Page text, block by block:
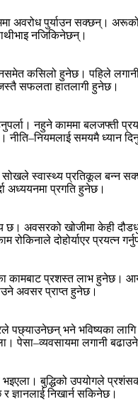
अवरोध पुर्याउन सक्छन्।
नजिकिनेछन्।
कसिलो हुनेछ। पहिले
सफलता हातलागी हुनेछ।
नहुने काममा
नीति–नियमलाई समयमै ध्यान
सोखले स्वास्थ्य प्रतिकूल
अध्ययनमा प्रगति हुनेछ।
खोजीमा केही
दोहोर्याएर प्रयत्न
कामबाट प्रशस्त लाभ
अवसर प्राप्त हुनेछ।
पछ्याउनेछन् भने भविष्यका
पेसा–व्यवसायमा लगानी
भइएला। बुद्धिको उपयोगले
निखार्न सकिनेछ।